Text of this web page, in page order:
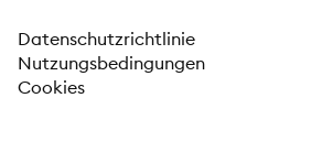
Datenschutzrichtlinie
Nutzungsbedingungen
Cookies